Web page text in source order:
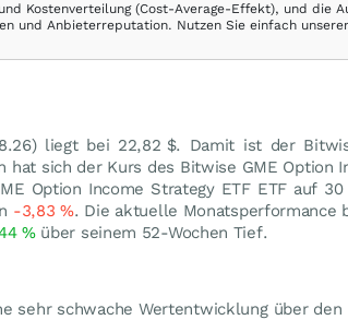
Kostenverteilung (Cost-Average-Effekt), und die
und Anbieterreputation. Nutzen Sie einfach
) liegt bei 22,82 $. Damit ist der
hat sich der Kurs des Bitwise GME Option
Option Income Strategy ETF ETF auf 30
-3,83%. Die aktuelle Monatsperformance
%über seinem 52-Wochen Tief.
sehr schwache Wertentwicklung über